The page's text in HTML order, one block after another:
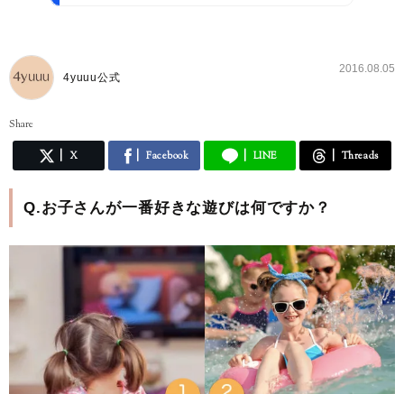
4yuuu公式
2016.08.05
Share
X Facebook LINE Threads
Q.お子さんが一番好きな遊びは何ですか？